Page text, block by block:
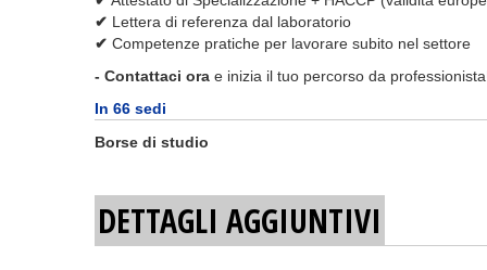
✔ Lettera di referenza dal laboratorio
✔ Competenze pratiche per lavorare subito nel settore
- Contattaci ora e inizia il tuo percorso da
In 66 sedi
Borse di studio
DETTAGLI AGGIUNTIVI